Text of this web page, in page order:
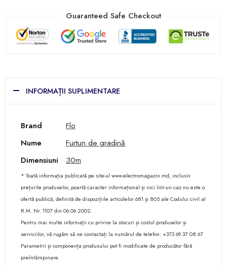
Guaranteed Safe Checkout
INFORMAȚII SUPLIMENTARE
Brand
Flo
Nume
Furtun de gradină
Dimensiuni
30m
* Toată informația publicată pe site-ul www.electromagazin.md, inclusiv
prețurile produselor, poartă caracter informațional și nici într-un caz nu este o
ofertă publică, definită de dispozițiile articolelor 681 și 805 ale Codului civil al
R.M. Nr. 1107 din 06.06.2002.
Pentru mai multe informații cu privire la stocuri și costul produselor și
serviciilor, vă rugăm să ne contactați la numărul de telefon: +373 69 37 08 67
Parametrii și componența produsului pot fi modificate de producător fără
preîntâmpinare.